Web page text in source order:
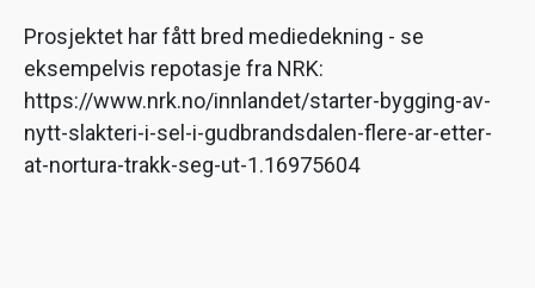
Prosjektet har fått bred mediedekning - se
eksempelvis repotasje fra NRK:
https://www.nrk.no/innlandet/starter-bygging-av-
nytt-slakteri-i-sel-i-gudbrandsdalen-flere-ar-etter-
at-nortura-trakk-seg-ut-1.16975604